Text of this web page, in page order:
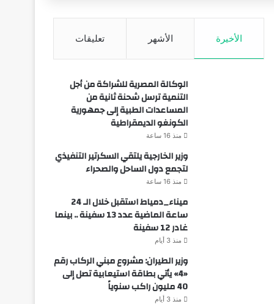
الأخيرة الأشهر تعليقات
الوكالة المصرية للشراكة من أجل
التنمية ترسل شحنة ثانية من
المساعدات الطبية إلى جمهورية
الكونغو الديمقراطية
منذ 16 ساعة
وزير الخارجية يلتقي السكرتير التنفيذي
لتجمع دول الساحل والصحراء
منذ 16 ساعة
ميناء_دمياط استقبل خلال الـ 24
ساعة الماضية عدد 13 سفينة .. بينما
غادر 12 سفينة
منذ 3 أيام
وزير الطيران: مشروع مبني الركاب رقم
«4» يأتي بطاقة استيعابية تصل إلى
40 مليون راكب سنوياً
منذ 3 أيام